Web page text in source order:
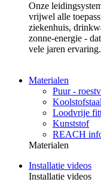
Onze
vrijwel alle
ziekenhuis,
zonne-energie -
vele jaren
Materialen
Puur -
Koolstofstaal
Loodvrije
Kunststof
REACH
Materialen
Installatie videos
Installatie videos